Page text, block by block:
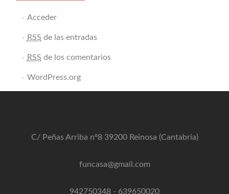
Acceder
RSS de las entradas
RSS de los comentarios
WordPress.org
C/ Peñas Arriba nº8 39200 Reinosa (Cantabria)
funcasa@gmail.com
942750348 - 639650020